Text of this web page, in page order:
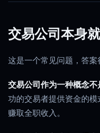
交易公司本身
这是一个常见问题，答案
交易公司作为一种概念不
功的交易者提供资金的
赚取全职收入。